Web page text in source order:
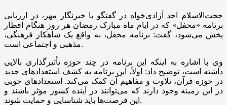
حجت‌الاسلام احد آزادی‌خواه در گفتگو با خبرنگار مهر، در ارزیابی
برنامه «محفل» که در ایام ماه مبارک رمضان هر روز هنگام افطار
پخش می‌شود، گفت: برنامه محفل، به واقع یک شاهکار فرهنگی،
مذهبی و اجتماعی است.
وی با اشاره به اینکه این برنامه در چند حوزه تأثیرگذاری بالایی
داشته است، توضیح داد: اولاً، این برنامه به کشف استعدادهای جدید
در حوزه قرآن، تلاوت و مفاهیم آن کمک می‌کند. استعدادهای خوبی
در این زمینه وجود دارند که می‌توانند در آینده کشور مؤثر باشند و
این فرصت‌ها باید شناسایی و حمایت شوند.